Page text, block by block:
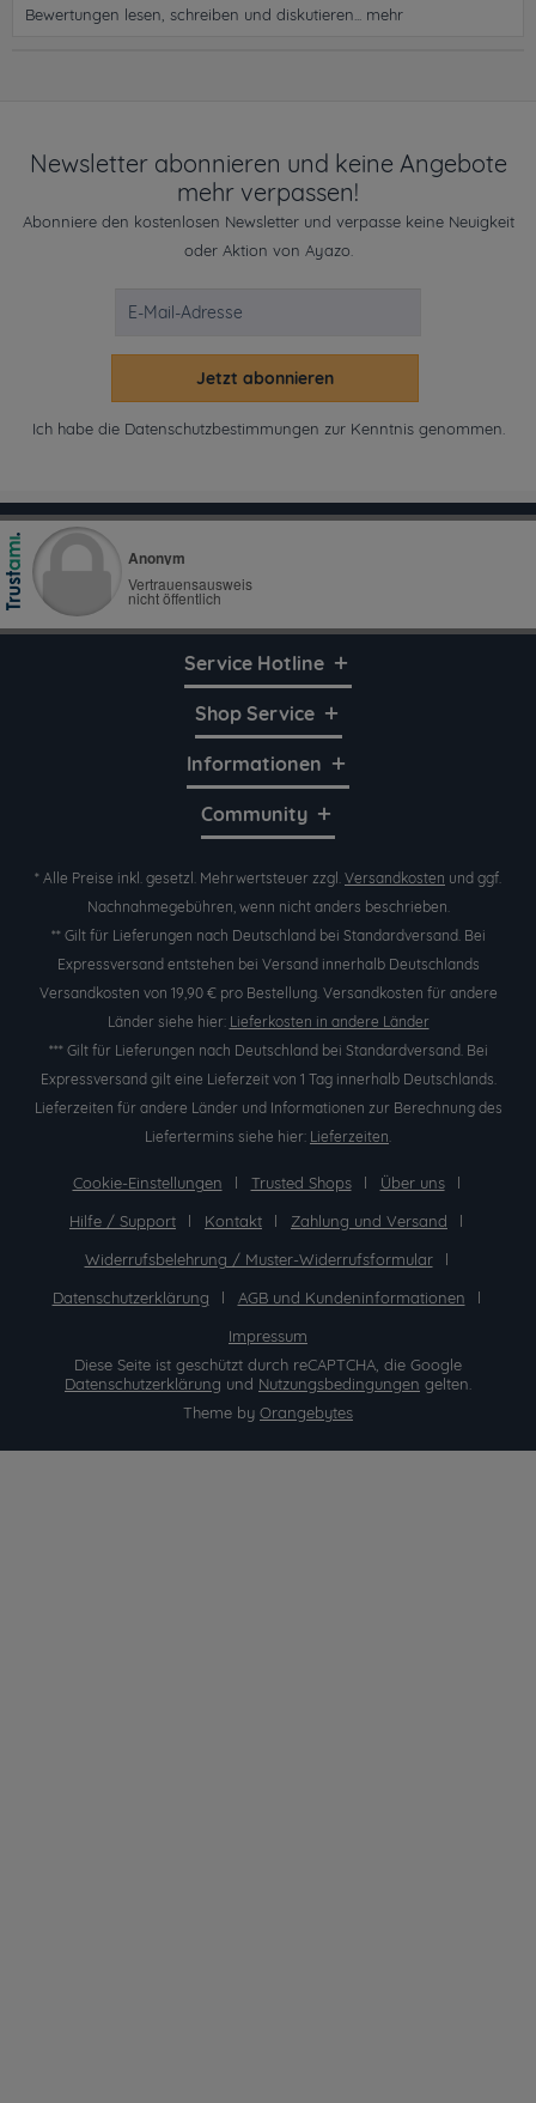
Bewertungen lesen, schreiben und diskutieren...
mehr
Newsletter abonnieren und keine Angebote
mehr verpassen!
Abonniere den kostenlosen Newsletter und verpasse keine Neuigkeit
oder Aktion von Ayazo.
Jetzt abonnieren
Ich habe die Datenschutzbestimmungen zur Kenntnis genommen.
Service Hotline
Shop Service
Informationen
Community
* Alle Preise inkl. gesetzl. Mehrwertsteuer zzgl. Versandkosten und ggf.
Nachnahmegebühren, wenn nicht anders beschrieben.
** Gilt für Lieferungen nach Deutschland bei Standardversand. Bei
Expressversand entstehen bei Versand innerhalb Deutschlands
Versandkosten von 19,90 € pro Bestellung. Versandkosten für andere
Länder siehe hier: Lieferkosten in andere Länder
*** Gilt für Lieferungen nach Deutschland bei Standardversand. Bei
Expressversand gilt eine Lieferzeit von 1 Tag innerhalb Deutschlands.
Lieferzeiten für andere Länder und Informationen zur Berechnung des
Liefertermins siehe hier: Lieferzeiten.
Cookie-Einstellungen Trusted Shops
Über uns
Hilfe / Support
Kontakt
Zahlung und Versand
Widerrufsbelehrung / Muster-Widerrufsformular
Datenschutzerklärung
AGB und Kundeninformationen
Impressum
Diese Seite ist geschützt durch reCAPTCHA, die Google
Datenschutzerklärung und Nutzungsbedingungen gelten.
Theme by Orangebytes